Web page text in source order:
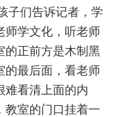
们告诉记者，学
师学文化，听老师
的正前方是木制黑
的最后面，看老师
难看清上面的内
教室的门口挂着一